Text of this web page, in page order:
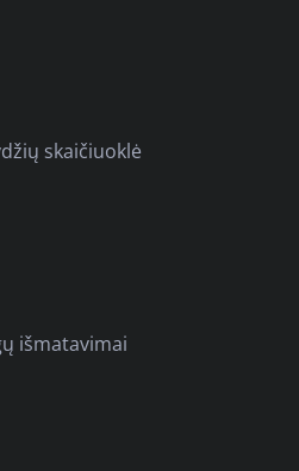
skaičiuoklė
išmatavimai